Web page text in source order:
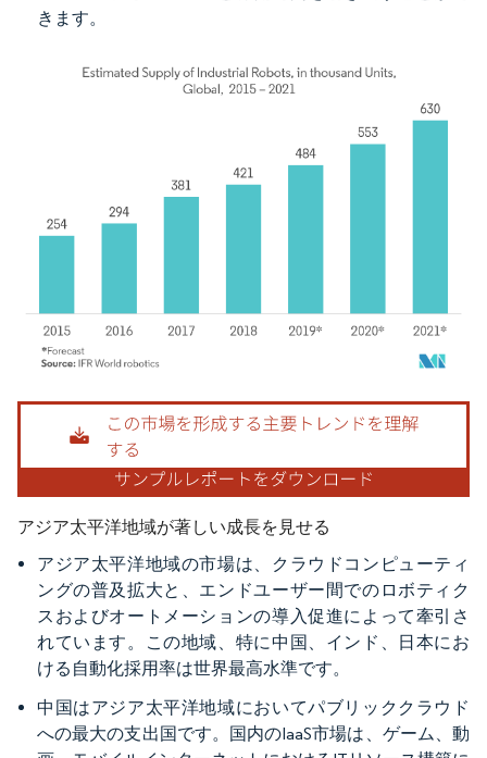
きます。
画像 © Mordor Intelligence。再利用にはCC BY 4.0の表示が必要です。
アジア太平洋地域が著しい成長を見せる
アジア太平洋地域の市場は、クラウドコンピューティ
ングの普及拡大と、エンドユーザー間でのロボティク
スおよびオートメーションの導入促進によって牽引さ
れています。この地域、特に中国、インド、日本にお
ける自動化採用率は世界最高水準です。
中国はアジア太平洋地域においてパブリッククラウド
への最大の支出国です。国内のIaaS市場は、ゲーム、動